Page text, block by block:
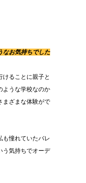
なお気持ちでした
けることに親子と
ような学校なのか
まざまな体験がで
も憧れていたバレ
う気持ちでオーデ